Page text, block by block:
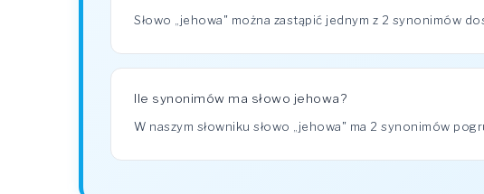
Słowo „jehowa" można zastąpić jednym z 2 synonimów
Ile synonimów ma słowo jehowa?
W naszym słowniku słowo „jehowa" ma 2 synonimów